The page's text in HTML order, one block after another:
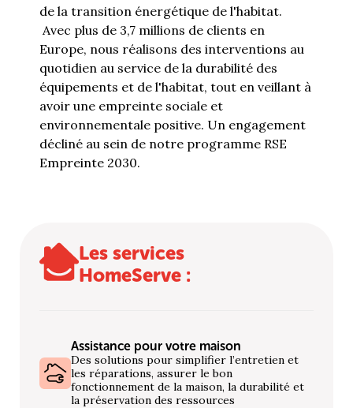
de la transition énergétique de l'habitat.
Avec plus de 3,7 millions de clients en
Europe, nous réalisons des interventions au
quotidien au service de la durabilité des
équipements et de l'habitat, tout en veillant à
avoir une empreinte sociale et
environnementale positive. Un engagement
décliné au sein de notre programme RSE
Empreinte 2030.
Les services
HomeServe :
Assistance pour votre maison
Des solutions pour simplifier l’entretien et
les réparations, assurer le bon
fonctionnement de la maison, la durabilité et
la préservation des ressources